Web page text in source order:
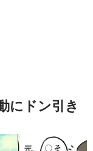
にドン引き